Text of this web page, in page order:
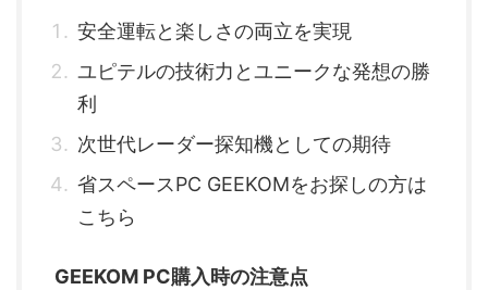
安全運転と楽しさの両立を実現
ユピテルの技術力とユニークな発想の勝
利
次世代レーダー探知機としての期待
省スペースPC GEEKOMをお探しの方は
こちら
GEEKOM PC購入時の注意点